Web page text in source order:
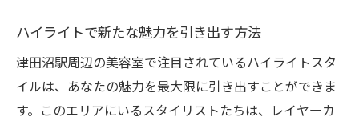
ハイライトで新たな魅力を引き出す方法
津田沼駅周辺の美容室で注目されているハイライトスタ
イルは、あなたの魅力を最大限に引き出すことができま
す。このエリアにいるスタイリストたちは、レイヤーカ